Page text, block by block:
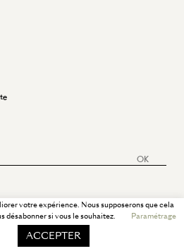
OK
votre expérience. Nous supposerons que cela
désabonner si vous le souhaitez.
Paramétrage
ACCEPTER